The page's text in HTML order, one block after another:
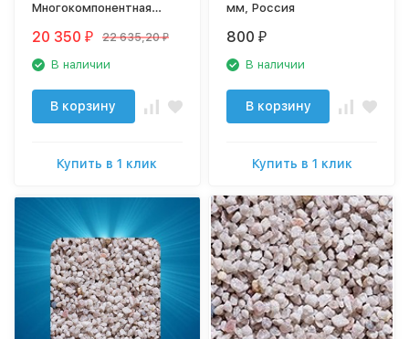
Многокомпонентная
20 350 ₽ 22 635,20 ₽
В наличии
В корзину
Купить в 1 клик
мм, Россия
800 ₽
В наличии
В корзину
Купить в 1 клик